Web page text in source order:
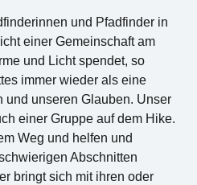
und Pfadfinder in
einer Gemeinschaft am
und Licht spendet, so
immer wieder als eine
und unseren Glauben. Unser
einer Gruppe auf dem Hike.
Weg und helfen und
Abschnitten
bringt sich mit ihren oder